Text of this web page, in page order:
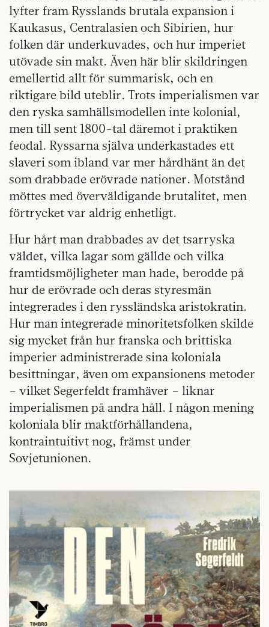
lyfter fram Rysslands brutala expansion i
Kaukasus, Centralasien och Sibirien, hur
folken där underkuvades, och hur imperiet
utövade sin makt. Även här blir skildringen
emellertid allt för summarisk, och en
riktigare bild uteblir. Trots imperialismen var
den ryska samhällsmodellen inte kolonial,
men till sent 1800-tal däremot i praktiken
feodal. Ryssarna själva underkastades ett
slaveri som ibland var mer hårdhänt än det
som drabbade erövrade nationer. Motstånd
möttes med överväldigande brutalitet, men
förtrycket var aldrig enhetligt.
Hur hårt man drabbades av det tsarryska
väldet, vilka lagar som gällde och vilka
framtidsmöjligheter man hade, berodde på
hur de erövrade och deras styresmän
integrerades i den ryssländska aristokratin.
Hur man integrerade minoritetsfolken skilde
sig mycket från hur franska och brittiska
imperier administrerade sina koloniala
besittningar, även om expansionens metoder
– vilket Segerfeldt framhäver – liknar
imperialismen på andra håll. I någon mening
koloniala blir maktförhållandena,
kontraintuitivt nog, främst under
Sovjetunionen.